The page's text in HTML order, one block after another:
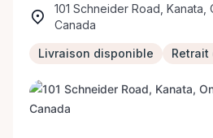
101 Schneider Road, Kanata,
Canada
Livraison disponible